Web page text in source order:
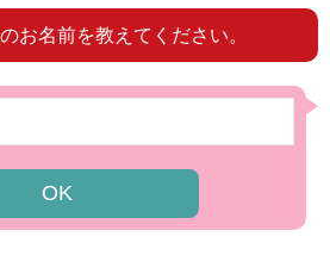
お名前を教えてください。
OK